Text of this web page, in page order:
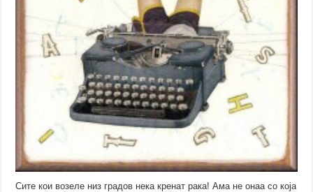
Сите кои возеле низ градов нека кренат рака! Ама не онаа со која